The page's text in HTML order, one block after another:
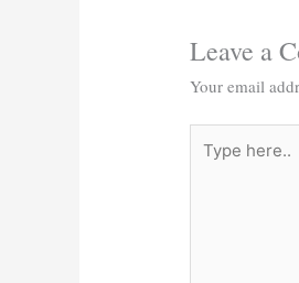
Leave a
Your email
here..